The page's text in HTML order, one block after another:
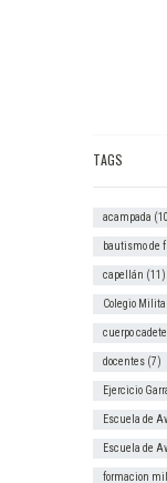
TAGS
acampada
bautismo de
capellán (11)
Colegio
cuerpo
docentes (7)
Ejercicio
Escuela de
Escuela de
formacion